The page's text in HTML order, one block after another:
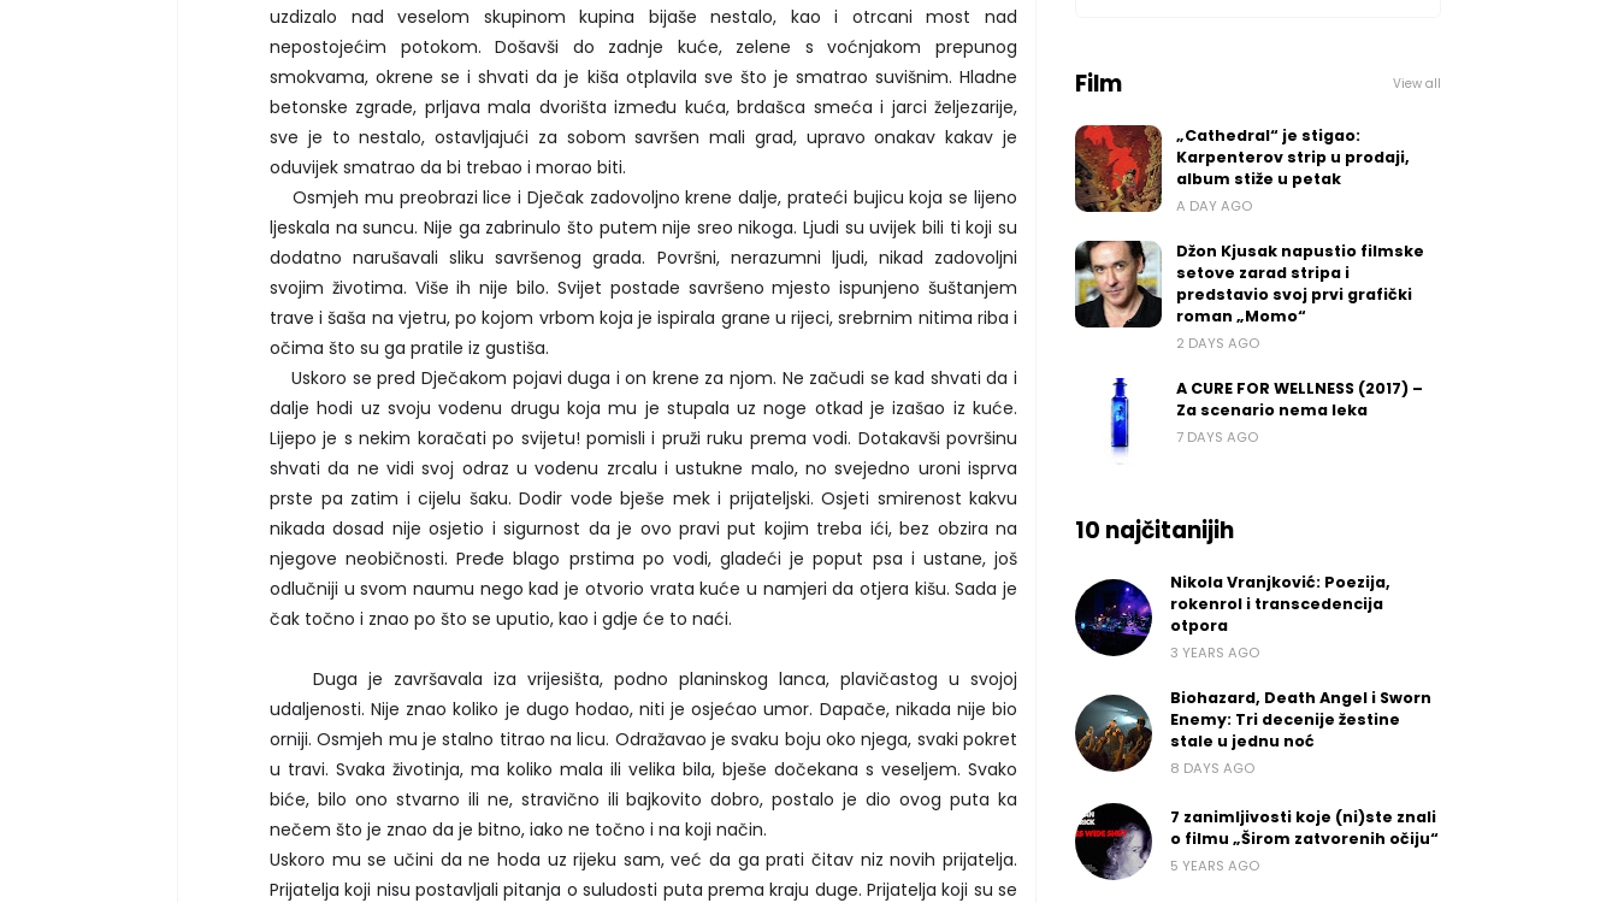
uzdizalo nad veselom skupinom kupina bijaše nestalo, kao i otrcani most nad
nepostojećim potokom. Došavši do zadnje kuće, zelene s voćnjakom prepunog
smokvama, okrene se i shvati da je kiša otplavila sve što je smatrao suvišnim. Hladne
betonske zgrade, prljava mala dvorišta između kuća, brdašca smeća i jarci željezarije,
sve je to nestalo, ostavljajući za sobom savršen mali grad, upravo onakav kakav je
oduvijek smatrao da bi trebao i morao biti.
Osmjeh mu preobrazi lice i Dječak zadovoljno krene dalje, prateći bujicu koja se lijeno
ljeskala na suncu. Nije ga zabrinulo što putem nije sreo nikoga. Ljudi su uvijek bili ti koji su
dodatno narušavali sliku savršenog grada. Površni, nerazumni ljudi, nikad zadovoljni
svojim životima. Više ih nije bilo. Svijet postade savršeno mjesto ispunjeno šuštanjem
trave i šaša na vjetru, po kojom vrbom koja je ispirala grane u rijeci, srebrnim nitima riba i
očima što su ga pratile iz gustiša.
Uskoro se pred Dječakom pojavi duga i on krene za njom. Ne začudi se kad shvati da i
dalje hodi uz svoju vodenu drugu koja mu je stupala uz noge otkad je izašao iz kuće.
Lijepo je s nekim koračati po svijetu! pomisli i pruži ruku prema vodi. Dotakavši površinu
shvati da ne vidi svoj odraz u vodenu zrcalu i ustukne malo, no svejedno uroni isprva
prste pa zatim i cijelu šaku. Dodir vode bješe mek i prijateljski. Osjeti smirenost kakvu
nikada dosad nije osjetio i sigurnost da je ovo pravi put kojim treba ići, bez obzira na
njegove neobičnosti. Pređe blago prstima po vodi, gladeći je poput psa i ustane, još
odlučniji u svom naumu nego kad je otvorio vrata kuće u namjeri da otjera kišu. Sada je
čak točno i znao po što se uputio, kao i gdje će to naći.
Duga je završavala iza vrijesišta, podno planinskog lanca, plavičastog u svojoj
udaljenosti. Nije znao koliko je dugo hodao, niti je osjećao umor. Dapače, nikada nije bio
orniji. Osmjeh mu je stalno titrao na licu. Odražavao je svaku boju oko njega, svaki pokret
u travi. Svaka životinja, ma koliko mala ili velika bila, bješe dočekana s veseljem. Svako
biće, bilo ono stvarno ili ne, stravično ili bajkovito dobro, postalo je dio ovog puta ka
nečem što je znao da je bitno, iako ne točno i na koji način.
Uskoro mu se učini da ne hoda uz rijeku sam, već da ga prati čitav niz novih prijatelja.
Prijatelja koji nisu postavljali pitanja o suludosti puta prema kraju duge. Prijatelja koji su se
Film View all
„Cathedral“ je stigao:
Karpenterov strip u prodaji,
album stiže u petak
A DAY AGO
Džon Kjusak napustio filmske
setove zarad stripa i
predstavio svoj prvi grafički
roman „Momo“
2 DAYS AGO
A CURE FOR WELLNESS (2017) –
Za scenario nema leka
7 DAYS AGO
10 najčitanijih
Nikola Vranjković: Poezija,
rokenrol i transcedencija
otpora
3 YEARS AGO
Biohazard, Death Angel i Sworn
Enemy: Tri decenije žestine
stale u jednu noć
8 DAYS AGO
7 zanimljivosti koje (ni)ste znali
o filmu „Širom zatvorenih očiju“
5 YEARS AGO